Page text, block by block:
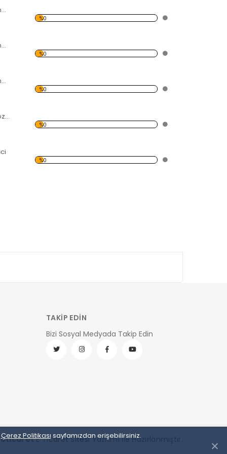
International Thinner No:1
%0
International Thinner No:7
%0
International Thinner No:910
%0
Moravia 021 Selülozik Tiner
%0
%0
Çerez Politikasısayfamızdan erişebilirsiniz.
TAKİP EDİN
Bizi Sosyal Medyada Takip Edin
ticaret E Ticaret SitesiYazılımı İle Hazırlanmıştır.